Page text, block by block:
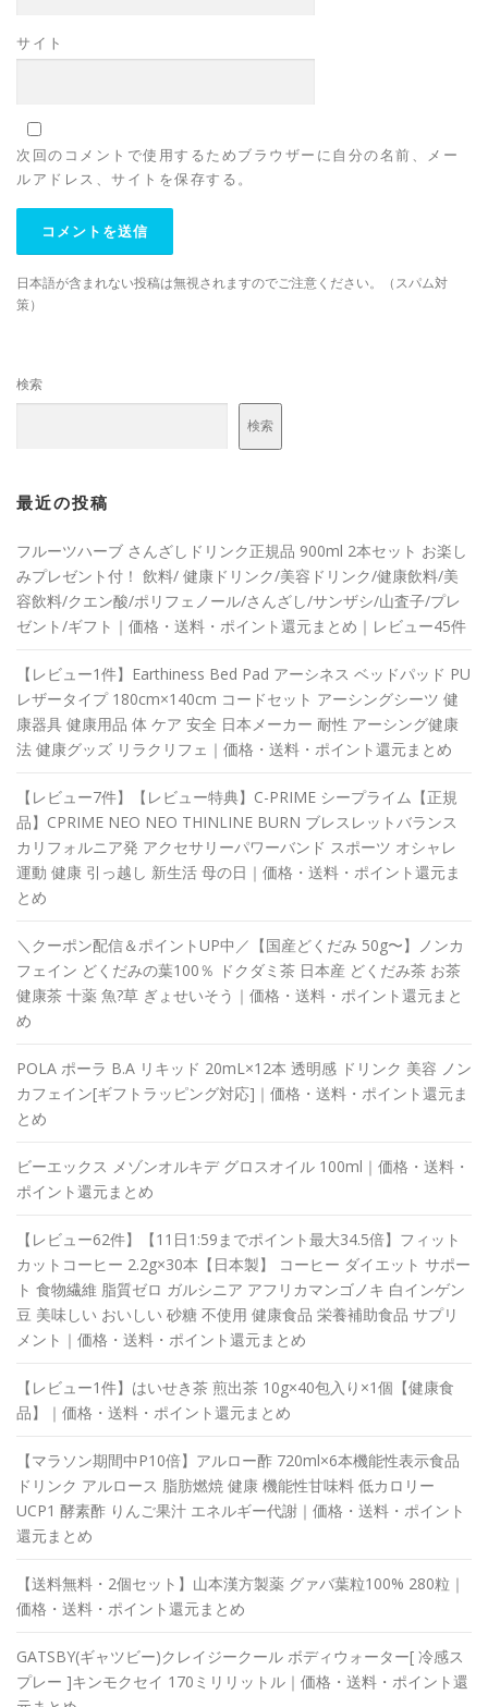
サイト
次回のコメントで使用するためブラウザーに自分の名前、メー
ルアドレス、サイトを保存する。
日本語が含まれない投稿は無視されますのでご注意ください。（スパム対
策）
検索
検索
最近の投稿
フルーツハーブ さんざしドリンク正規品 900ml 2本セット お楽し
みプレゼント付！ 飲料/ 健康ドリンク/美容ドリンク/健康飲料/美
容飲料/クエン酸/ポリフェノール/さんざし/サンザシ/山査子/プレ
ゼント/ギフト｜価格・送料・ポイント還元まとめ｜レビュー45件
【レビュー1件】Earthiness Bed Pad アーシネス ベッドパッド PU
レザータイプ 180cm×140cm コードセット アーシングシーツ 健
康器具 健康用品 体 ケア 安全 日本メーカー 耐性 アーシング健康
法 健康グッズ リラクリフェ｜価格・送料・ポイント還元まとめ
【レビュー7件】【レビュー特典】C-PRIME シープライム【正規
品】CPRIME NEO NEO THINLINE BURN ブレスレットバランス
カリフォルニア発 アクセサリーパワーバンド スポーツ オシャレ
運動 健康 引っ越し 新生活 母の日｜価格・送料・ポイント還元ま
とめ
＼クーポン配信＆ポイントUP中／【国産どくだみ 50g〜】ノンカ
フェイン どくだみの葉100％ ドクダミ茶 日本産 どくだみ茶 お茶
健康茶 十薬 魚?草 ぎょせいそう｜価格・送料・ポイント還元まと
め
POLA ポーラ B.A リキッド 20mL×12本 透明感 ドリンク 美容 ノン
カフェイン[ギフトラッピング対応]｜価格・送料・ポイント還元ま
とめ
ビーエックス メゾンオルキデ グロスオイル 100ml｜価格・送料・
ポイント還元まとめ
【レビュー62件】【11日1:59までポイント最大34.5倍】フィット
カットコーヒー 2.2g×30本【日本製】 コーヒー ダイエット サポー
ト 食物繊維 脂質ゼロ ガルシニア アフリカマンゴノキ 白インゲン
豆 美味しい おいしい 砂糖 不使用 健康食品 栄養補助食品 サプリ
メント｜価格・送料・ポイント還元まとめ
【レビュー1件】はいせき茶 煎出茶 10g×40包入り×1個【健康食
品】｜価格・送料・ポイント還元まとめ
【マラソン期間中P10倍】アルロー酢 720ml×6本機能性表示食品
ドリンク アルロース 脂肪燃焼 健康 機能性甘味料 低カロリー
UCP1 酵素酢 りんご果汁 エネルギー代謝｜価格・送料・ポイント
還元まとめ
【送料無料・2個セット】山本漢方製薬 グァバ葉粒100% 280粒｜
価格・送料・ポイント還元まとめ
GATSBY(ギャツビー)クレイジークール ボディウォーター[ 冷感ス
プレー ]キンモクセイ 170ミリリットル｜価格・送料・ポイント還